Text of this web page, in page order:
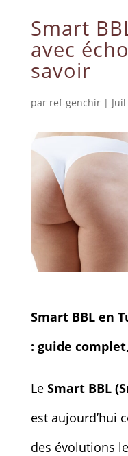
Smart
avec
savoir
par ref-genchir|
Smart BBL en
: guide
Le Smart BBL
est aujourd’hui
des évolutions